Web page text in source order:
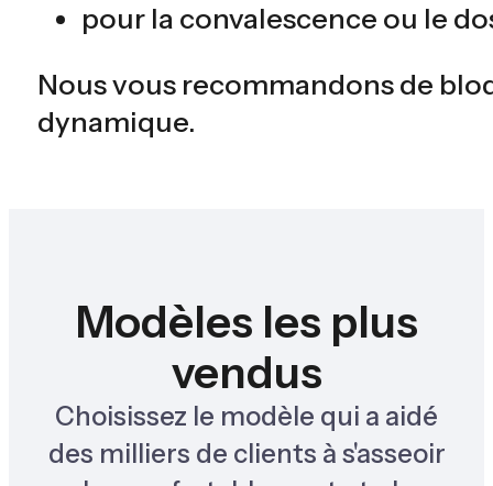
pour la convalescence ou le
Nous vous recommandons de
dynamique.
Modèles les plus
vendus
Choisissez le modèle qui a aidé
des milliers de clients à s'asseoir